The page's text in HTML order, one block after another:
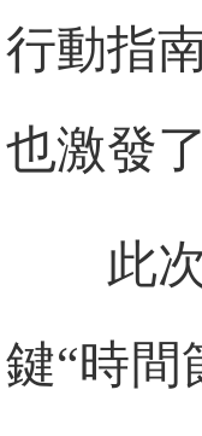
行動指
也激發
此
鍵“時間